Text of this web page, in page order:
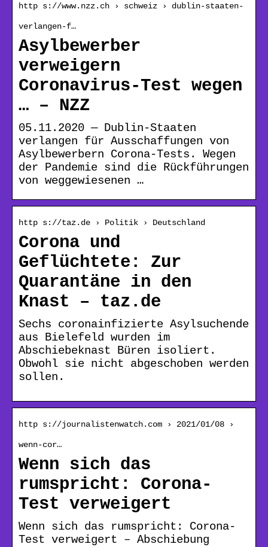
http s://www.nzz.ch › schweiz › dublin-staaten-
verlangen-f…
Asylbewerber
verweigern
Coronavirus-Test wegen
… – NZZ
05.11.2020 — Dublin-Staaten
verlangen für Ausschaffungen von
Asylbewerbern Corona-Tests. Wegen
der Pandemie sind die Rückführungen
von weggewiesenen …
http s://taz.de › Politik › Deutschland
Corona und
Geflüchtete: Zur
Quarantäne in den
Knast – taz.de
Sechs coronainfizierte Asylsuchende
aus Bielefeld wurden im
Abschiebeknast Büren isoliert.
Obwohl sie nicht abgeschoben werden
sollen.
http s://journalistenwatch.com › 2021/01/08 ›
wenn-cor…
Wenn sich das
rumspricht: Corona-
Test verweigert
Wenn sich das rumspricht: Corona-
Test verweigert – Abschiebung